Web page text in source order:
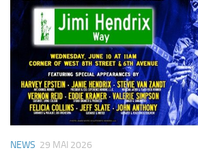
NEWS 29 MAI 2026